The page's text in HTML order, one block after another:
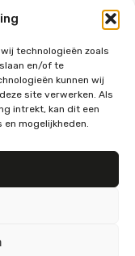
technologieën zoals
en/of te
kunnen wij
site verwerken. Als
intrekt, kan dit een
en mogelijkheden.